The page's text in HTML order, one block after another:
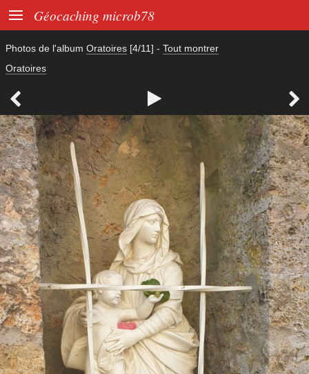
 Géocaching microb78
Photos de l'album Oratoires [4/11] - Tout montrer
Oratoires
  